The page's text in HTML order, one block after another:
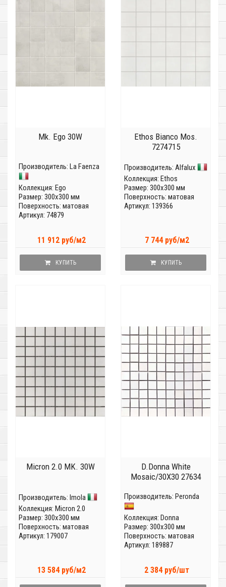
Mk. Ego 30W
Производитель: La Faenza
Коллекция: Ego
Размер: 300x300 мм
Поверхность: матовая
Артикул: 74879
11 912 руб/м2
КУПИТЬ
Ethos Bianco Mos.
7274715
Производитель: Alfalux
Коллекция: Ethos
Размер: 300x300 мм
Поверхность: матовая
Артикул: 139366
7 744 руб/м2
КУПИТЬ
Micron 2.0 MK. 30W
Производитель: Imola
Коллекция: Micron 2.0
Размер: 300x300 мм
Поверхность: матовая
Артикул: 179007
13 584 руб/м2
D.Donna White
Mosaic/30X30 27634
Производитель: Peronda
Коллекция: Donna
Размер: 300x300 мм
Поверхность: матовая
Артикул: 189887
2 384 руб/шт